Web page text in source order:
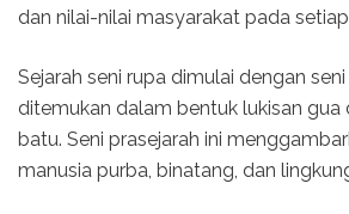
dan nilai-nilai masyarakat pada
Sejarah seni rupa dimulai dengan
ditemukan dalam bentuk lukisan gua
batu. Seni prasejarah ini
manusia purba, binatang, dan